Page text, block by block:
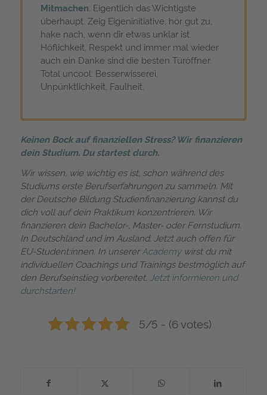
Mitmachen: Eigentlich das Wichtigste
überhaupt. Zeig Eigeninitiative, hör gut zu,
hake nach, wenn dir etwas unklar ist.
Höflichkeit, Respekt und immer mal wieder
auch ein Danke sind die besten Türöffner.
Total uncool: Besserwisserei,
Unpünktlichkeit, Faulheit.
Keinen Bock auf finanziellen Stress? Wir finanzieren
dein Studium. Du startest durch.
Wir wissen, wie wichtig es ist, schon während des
Studiums erste Berufserfahrungen zu sammeln. Mit
der Deutsche Bildung Studienfinanzierung kannst du
dich voll auf dein Praktikum konzentrieren. Wir
finanzieren dein Bachelor-, Master- oder Fernstudium.
In Deutschland und im Ausland. Jetzt auch offen für
EU-Student:innen. In unsererAcademywirst du mit
individuellen Coachings und Trainings bestmöglich auf
den Berufseinstieg vorbereitet. Jetzt informieren und
durchstarten!
5/5 - (6 votes)